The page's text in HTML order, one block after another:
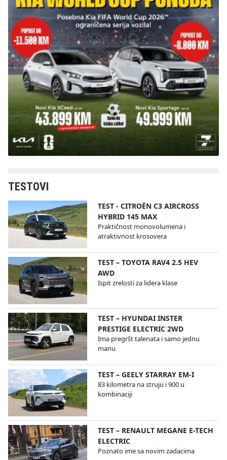
TESTOVI
TEST - CITROËN C3 AIRCROSS
HYBRID 145 MAX
Praktičnost monovolumena i
atraktivnost krosovera
TEST – TOYOTA RAV4 2.5 HEV
AWD
Ispit zrelosti za lidera klase
TEST – HYUNDAI INSTER
PRESTIGE ELECTRIC 2WD
Ima pregršt talenata i samo jednu
manu
TEST – GEELY STARRAY EM-I
83 kilometra na struju i 900 u
kombinaciji
TEST – RENAULT MEGANE E-TECH
ELECTRIC
Poznato ime sa novim zadacima